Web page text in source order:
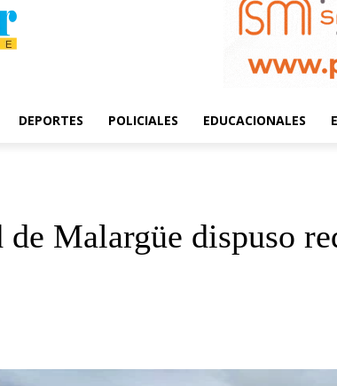
DEPORTES POLICIALES EDUCACIONALES
Malargüe dispuso